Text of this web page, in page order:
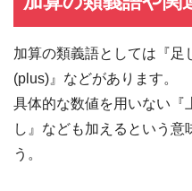
加算の類義語としては『足
(plus)』などがあります。
具体的な数値を用いない『
し』なども加えるという意
う。